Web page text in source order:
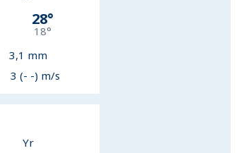
28°
18°
3,1 mm
3 (- -) m/s
Yr